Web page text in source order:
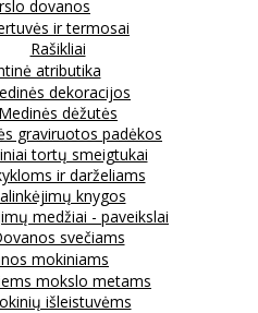
dovanos
ir termosai
Rašikliai
atributika
dekoracijos
Medinės dėžutės
graviruotos padėkos
tortų smeigtukai
ir darželiams
knygos
medžiai - paveikslai
svečiams
mokiniams
mokslo metams
išleistuvėms